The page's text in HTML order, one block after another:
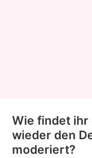
Wie findet ihr
wieder den
moderiert?